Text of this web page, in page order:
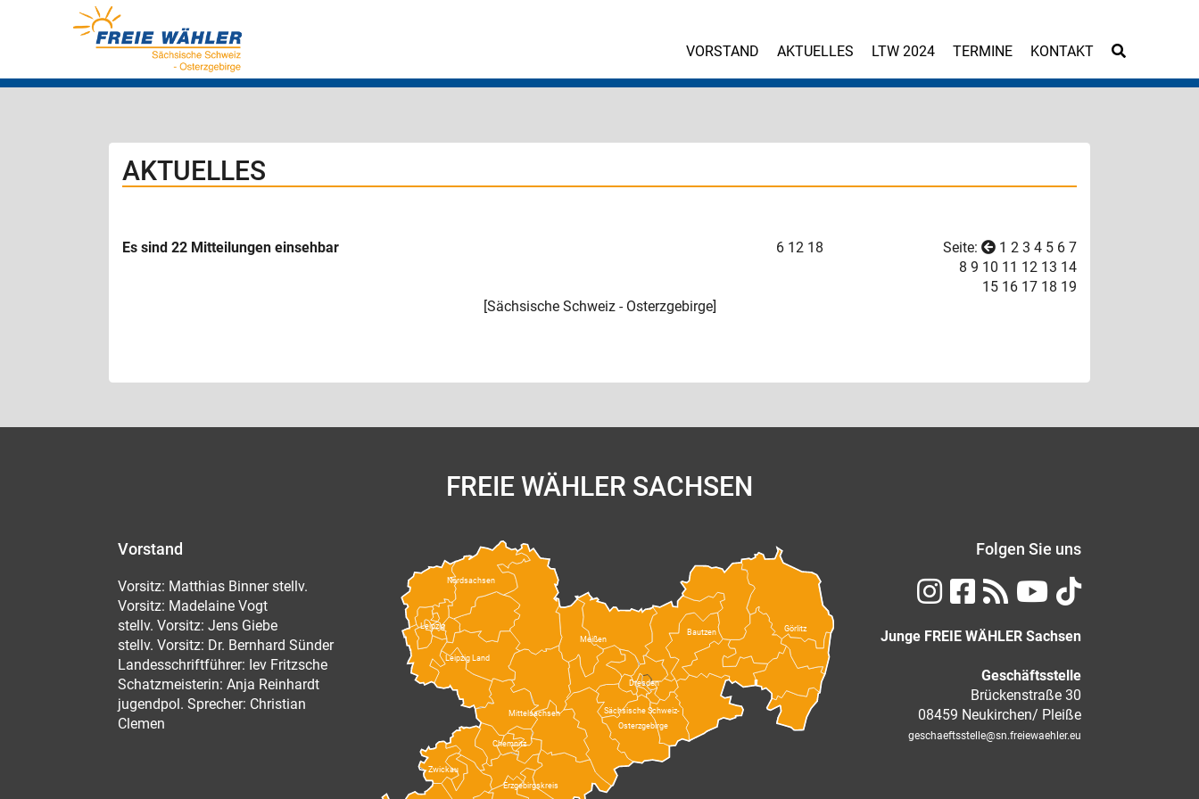
VORSTAND AKTUELLES LTW 2024 TERMINE KONTAKT
AKTUELLES
Es sind 22 Mitteilungen einsehbar 6 12 18 Seite: 1 2 3 4 5 6 7
8 9 10 11 12 13 14
15 16 17 18 19
[Sächsische Schweiz - Osterzgebirge]
FREIE WÄHLER SACHSEN
Vorstand
Vorsitz: Matthias Binner stellv.
Vorsitz: Madelaine Vogt
stellv. Vorsitz: Jens Giebe
stellv. Vorsitz: Dr. Bernhard Sünder
Landesschriftführer: Iev Fritzsche
Schatzmeisterin: Anja Reinhardt
jugendpol. Sprecher: Christian
Clemen
Bautzen Görlitz
Leipzig
Leipzig Land
Meißen
Erzgebirgskreis
Mittelsachsen
Nordsachsen
Osterzgebirge
Sächsische Schweiz-
Zwickau
Dresden
Chemnitz
Folgen Sie uns
Junge FREIE WÄHLER Sachsen
Geschäftsstelle
Brückenstraße 30
08459 Neukirchen/ Pleiße
geschaeftsstelle@sn.freiewaehler.eu